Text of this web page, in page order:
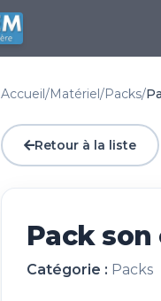
Accueil/Matériel/Packs/
Retour à la liste
Pack
Catégorie : Packs